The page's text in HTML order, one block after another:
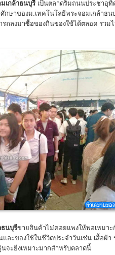
กล้าธนบุรี เป็นตลาดริมถนนประชาอุ
ษาของม.เทคโนโลยีพระจอมเกล้าธน
ถลงมาซื้อของกินของใช้ได้ตลอด รวม
ธนบุรีขายสินค้าไม่ค่อยแพงให้พอเหมา
ะของใช้ในชีวิตประจำวันเช่น เสื้อผ้า
จะยิ่งเหมาะมากสำหรับตลาดนี้